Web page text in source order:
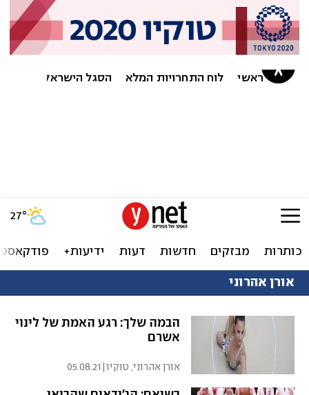
27°
כותרות מבזקים חדשות דעות ידיעות+
אורן אהרוני
הבמה שלך: רגע האמת של לינוי
אשרם
אורן אהרוני, טוקיו|
05.08.21